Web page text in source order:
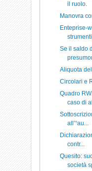
il ruolo.
Manovra
Enteprise-
Se il saldo
Aliquota
Circolari e
Quadro
caso di
all’“au...
contr...
Quesito:
società